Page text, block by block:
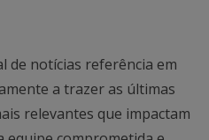
de notícias referência em
a trazer as últimas
relevantes que impactam